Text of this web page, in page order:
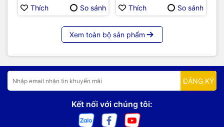
Thích So sánh Thích So sánh
Xem toàn bộ sản phẩm
ĐĂNG KÝ
Kết nối với chúng tôi: